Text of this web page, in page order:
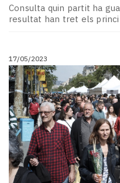
Consulta quin partit ha
resultat han tret els
17/05/2023